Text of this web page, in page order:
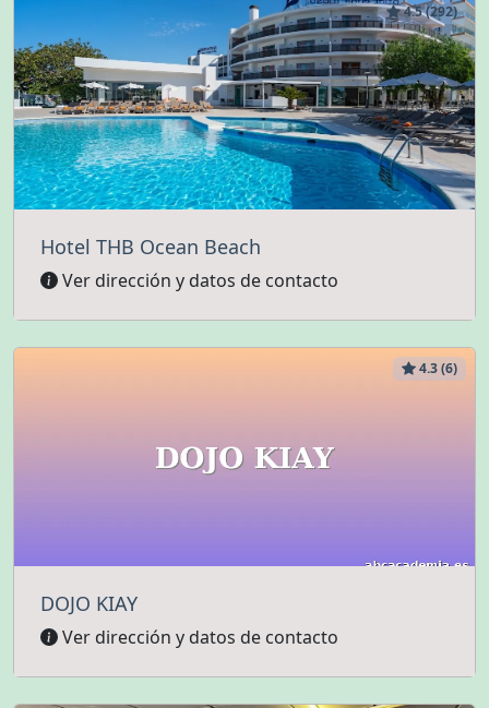
4.5 (292)
Hotel THB Ocean Beach
Ver dirección y datos de contacto
4.3 (6)
DOJO KIAY
Ver dirección y datos de contacto